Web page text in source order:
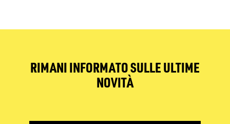
RIMANI INFORMATO SULLE ULTIME
NOVITÀ